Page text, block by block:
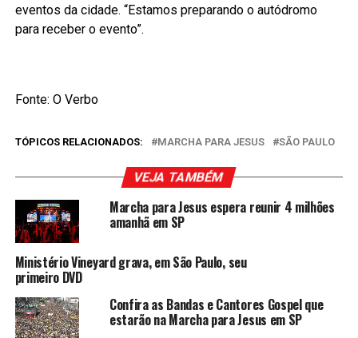
eventos da cidade. “Estamos preparando o autódromo
para receber o evento”.
Fonte: O Verbo
TÓPICOS RELACIONADOS: MARCHA PARA JESUS SÃO PAULO
VEJA TAMBÉM
Marcha para Jesus espera reunir 4 milhões
amanhã em SP
Ministério Vineyard grava, em São Paulo, seu
primeiro DVD
Confira as Bandas e Cantores Gospel que
estarão na Marcha para Jesus em SP